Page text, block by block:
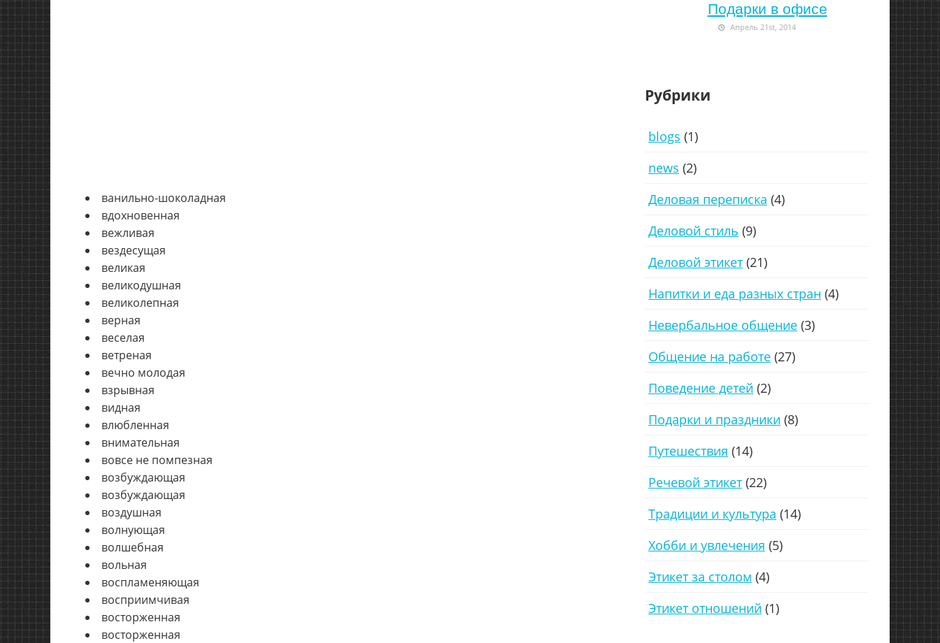
ванильно-шоколадная
вдохновенная
вежливая
вездесущая
великая
великодушная
великолепная
верная
веселая
ветреная
вечно молодая
взрывная
видная
влюбленная
внимательная
вовсе не помпезная
возбуждающая
возбуждающая
воздушная
волнующая
волшебная
вольная
воспламеняющая
восприимчивая
восторженная
восторженная
Подарки в офисе
Апрель 21st, 2014
Рубрики
blogs (1)
news (2)
Деловая переписка (4)
Деловой стиль (9)
Деловой этикет (21)
Напитки и еда разных стран (4)
Невербальное общение (3)
Общение на работе (27)
Поведение детей (2)
Подарки и праздники (8)
Путешествия (14)
Речевой этикет (22)
Традиции и культура (14)
Хобби и увлечения (5)
Этикет за столом (4)
Этикет отношений (1)